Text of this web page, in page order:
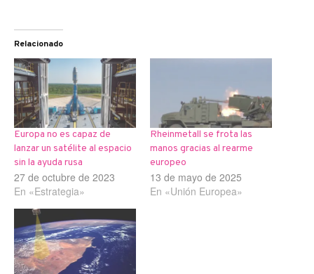
Relacionado
Europa no es capaz de
lanzar un satélite al espacio
sin la ayuda rusa
27 de octubre de 2023
En «Estrategia»
Rheinmetall se frota las
manos gracias al rearme
europeo
13 de mayo de 2025
En «Unión Europea»